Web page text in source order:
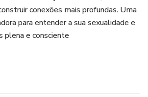
conexões mais profundas. Uma
para entender a sua sexualidade e
plena e consciente